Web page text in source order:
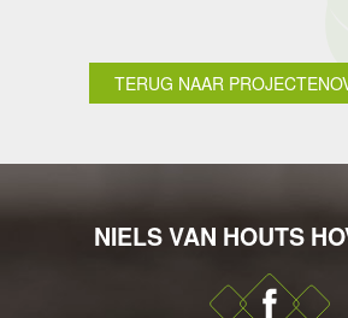
TERUG NAAR
NIELS VAN HOUTS